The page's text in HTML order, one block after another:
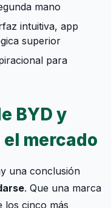
mano
intuitiva, app
superior
para
BYD y
mercado
una conclusión
. Que una marca
los cinco más